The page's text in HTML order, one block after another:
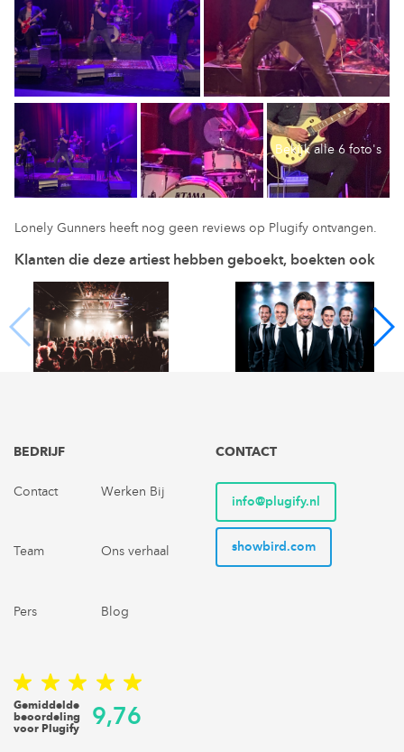
Bekijk alle 6 foto's
Lonely Gunners heeft nog geen reviews op Plugify ontvangen.
Klanten die deze artiest hebben geboekt, boekten ook
BEDRIJF
Contact Werken Bij
Team Ons verhaal
Pers Blog
Gemiddelde
beoordeling
voor Plugify
9,76
CONTACT
info@plugify.nl
showbird.com